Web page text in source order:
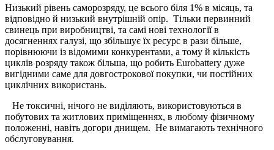
Низький рівень саморозряду, це всього біля 1% в місяць, та
відповідно й низький внутрішній опір. Тільки первинний
свинець при виробництві, та самі нові технології в
досягненнях галузі, що збільшує їх ресурс в рази більше,
порівнюючи із відомими конкурентами, а тому й кількість
циклів розряду також більша, що робить Eurobattery дуже
вигідними саме для довгострокової покупки, чи постійних
циклічних використань.
Не токсичні, нічого не виділяють, використовуються в
побутових та житлових приміщеннях, в любому фізичному
положенні, навіть догори днищем. Не вимагають технічного
обслуговування.